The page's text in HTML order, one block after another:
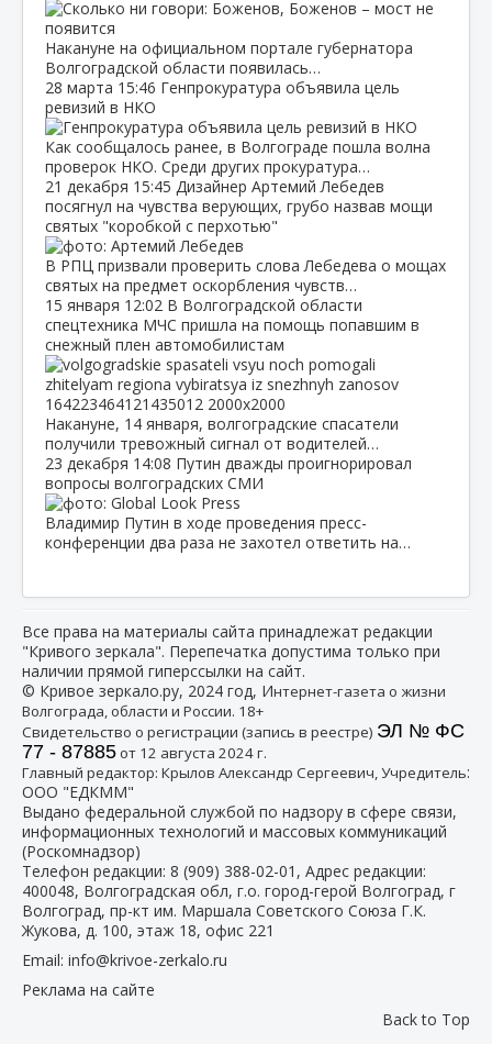
Накануне на официальном портале губернатора
Волгоградской области появилась…
28 марта 15:46 Генпрокуратура объявила цель
ревизий в НКО
Как сообщалось ранее, в Волгограде пошла волна
проверок НКО. Среди других прокуратура…
21 декабря 15:45 Дизайнер Артемий Лебедев
посягнул на чувства верующих, грубо назвав мощи
святых "коробкой с перхотью"
В РПЦ призвали проверить слова Лебедева о мощах
святых на предмет оскорбления чувств…
15 января 12:02 В Волгоградской области
спецтехника МЧС пришла на помощь попавшим в
снежный плен автомобилистам
Накануне, 14 января, волгоградские спасатели
получили тревожный сигнал от водителей…
23 декабря 14:08 Путин дважды проигнорировал
вопросы волгоградских СМИ
Владимир Путин в ходе проведения пресс-
конференции два раза не захотел ответить на…
Все права на материалы сайта принадлежат редакции
"Кривого зеркала". Перепечатка допустима только при
наличии прямой гиперссылки на сайт.
© Кривое зеркало.ру, 2024 год, Интернет-газета о жизни
Волгограда, области и России. 18+
Свидетельство о регистрации (запись в реестре) ЭЛ № ФС
77 - 87885от 12 августа 2024 г.
Главный редактор: Крылов Александр Сергеевич, Учредитель:
ООО "ЕДКММ"
Выдано федеральной службой по надзору в сфере связи,
информационных технологий и массовых коммуникаций
(Роскомнадзор)
Телефон редакции: 8 (909) 388-02-01 , Адрес редакции:
400048, Волгоградская обл, г.о. город-герой Волгоград, г
Волгоград, пр-кт им. Маршала Советского Союза Г.К.
Жукова, д. 100, этаж 18, офис 221
Email: info@krivoe-zerkalo.ru
Реклама на сайте
Back to Top